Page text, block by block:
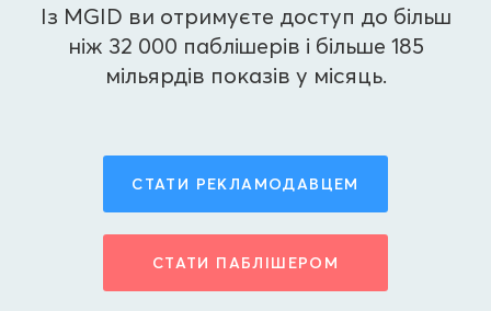
Із MGID ви отримуєте доступ до більш
ніж 32 000 паблішерів і більше 185
мільярдів показів у місяць.
СТАТИ РЕКЛАМОДАВЦЕМ
СТАТИ ПАБЛІШЕРОМ